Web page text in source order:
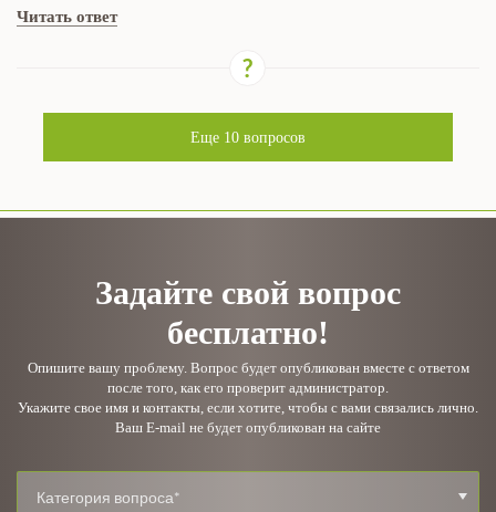
Читать ответ
Еще 10 вопросов
Задайте свой вопрос
бесплатно!
Опишите вашу проблему. Вопрос будет опубликован вместе с ответом
после того, как его проверит администратор.
Укажите свое имя и контакты, если хотите, чтобы с вами связались лично.
Ваш E-mail не будет опубликован на сайте
Категория вопроса*